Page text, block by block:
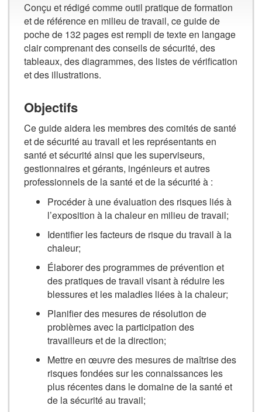
Conçu et rédigé comme outil pratique de formation
et de référence en milieu de travail, ce guide de
poche de 132 pages est rempli de texte en langage
clair comprenant des conseils de sécurité, des
tableaux, des diagrammes, des listes de vérification
et des illustrations.
Objectifs
Ce guide aidera les membres des comités de santé
et de sécurité au travail et les représentants en
santé et sécurité ainsi que les superviseurs,
gestionnaires et gérants, ingénieurs et autres
professionnels de la santé et de la sécurité à :
Procéder à une évaluation des risques liés à
l’exposition à la chaleur en milieu de travail;
Identifier les facteurs de risque du travail à la
chaleur;
Élaborer des programmes de prévention et
des pratiques de travail visant à réduire les
blessures et les maladies liées à la chaleur;
Planifier des mesures de résolution de
problèmes avec la participation des
travailleurs et de la direction;
Mettre en œuvre des mesures de maîtrise des
risques fondées sur les connaissances les
plus récentes dans le domaine de la santé et
de la sécurité au travail;